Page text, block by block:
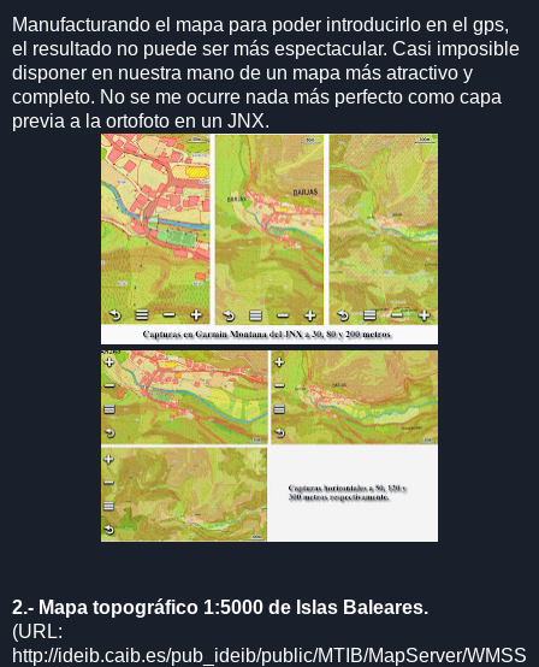
Manufacturando el mapa para poder introducirlo en el gps,
el resultado no puede ser más espectacular. Casi imposible
disponer en nuestra mano de un mapa más atractivo y
completo. No se me ocurre nada más perfecto como capa
previa a la ortofoto en un JNX.
2.- Mapa topográfico 1:5000 de Islas Baleares.
(URL:
http://ideib.caib.es/pub_ideib/public/MTIB/MapServer/WMSS